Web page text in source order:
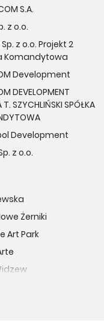
S.A.
z o.o.
z o.o. Projekt 2
Komandytowa
Development
DEVELOPMENT
T. SZYCHLIŃSKI SPÓŁKA
Development
z o.o.
Żerniki
Art Park